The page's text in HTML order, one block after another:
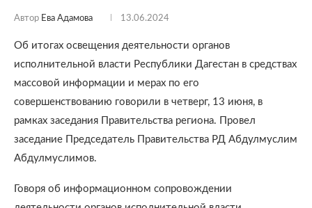
Автор Ева Адамова 13.06.2024
Об итогах освещения деятельности органов
исполнительной власти Республики Дагестан в средствах
массовой информации и мерах по его
совершенствованию говорили в четверг, 13 июня, в
рамках заседания Правительства региона. Провел
заседание Председатель Правительства РД Абдулмуслим
Абдулмуслимов.
Говоря об информационном сопровождении